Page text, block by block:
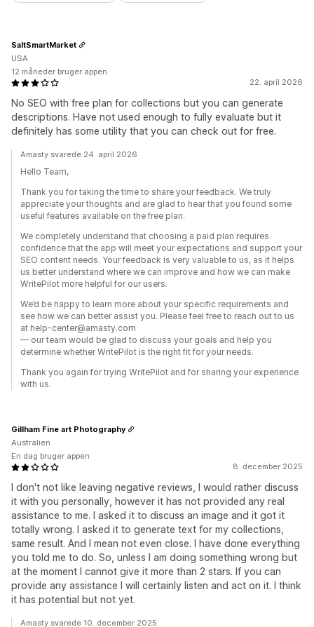
22. april 2026
No SEO with free plan for collections but you can generate
descriptions. Have not used enough to fully evaluate but it
definitely has some utility that you can check out for free.
SaltSmartMarket
USA
12 måneder bruger appen
Amasty svarede 24. april 2026
Hello Team,
Thank you for taking the time to share your feedback. We truly
appreciate your thoughts and are glad to hear that you found some
useful features available on the free plan.
We completely understand that choosing a paid plan requires
confidence that the app will meet your expectations and support your
SEO content needs. Your feedback is very valuable to us, as it helps
us better understand where we can improve and how we can make
WritePilot more helpful for our users.
We’d be happy to learn more about your specific requirements and
see how we can better assist you. Please feel free to reach out to us
at help-center@amasty.com
— our team would be glad to discuss your goals and help you
determine whether WritePilot is the right fit for your needs.
Thank you again for trying WritePilot and for sharing your experience
with us.
8. december 2025
I don't not like leaving negative reviews, I would rather discuss
it with you personally, however it has not provided any real
assistance to me. I asked it to discuss an image and it got it
totally wrong. I asked it to generate text for my collections,
same result. And I mean not even close. I have done everything
you told me to do. So, unless I am doing something wrong but
at the moment I cannot give it more than 2 stars. If you can
provide any assistance I will certainly listen and act on it. I think
it has potential but not yet.
Gillham Fine art Photography
Australien
En dag bruger appen
Amasty svarede 10. december 2025